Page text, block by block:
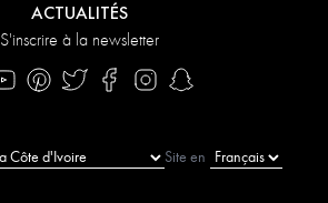
ACTUALITÉS
S'inscrire à la newsletter
Site en